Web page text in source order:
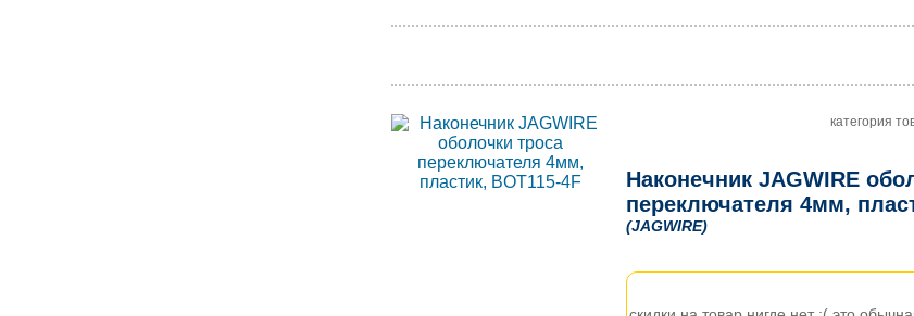
категория
Наконечник JAGWIRE
переключателя 4мм,
(JAGWIRE)